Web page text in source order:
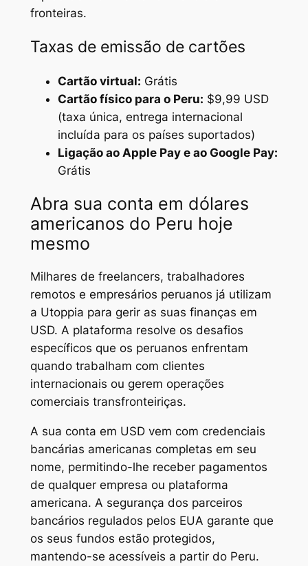
fronteiras.
Taxas de emissão de cartões
Cartão virtual: Grátis
Cartão físico para o Peru: $9,99 USD
(taxa única, entrega internacional
incluída para os países suportados)
Ligação ao Apple Pay e ao Google Pay:
Grátis
Abra sua conta em dólares
americanos do Peru hoje
mesmo
Milhares de freelancers, trabalhadores
remotos e empresários peruanos já utilizam
a Utoppia para gerir as suas finanças em
USD. A plataforma resolve os desafios
específicos que os peruanos enfrentam
quando trabalham com clientes
internacionais ou gerem operações
comerciais transfronteiriças.
A sua conta em USD vem com credenciais
bancárias americanas completas em seu
nome, permitindo-lhe receber pagamentos
de qualquer empresa ou plataforma
americana. A segurança dos parceiros
bancários regulados pelos EUA garante que
os seus fundos estão protegidos,
mantendo-se acessíveis a partir do Peru.